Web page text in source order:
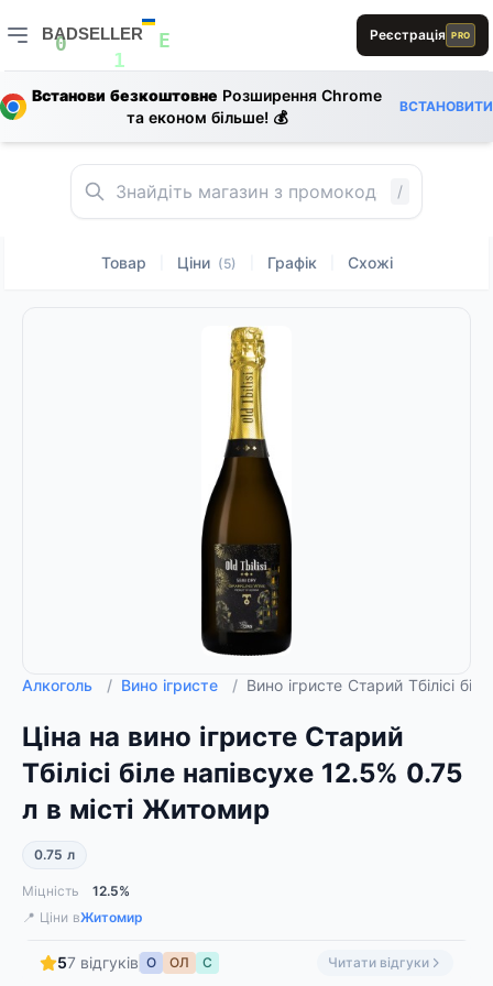
S
0
E
S
1 1
E
A
1
S
BADSELLER
BADSELLER — порівняння цін і знижки
Реєстрація PRO
Встанови безкоштовне Розширення Chrome
та економ більше! 💰
ВСТАНОВИТИ
/
Товар Ціни (5) Графік Схожі
Алкоголь / Вино ігристе / Вино ігристе Старий Тбілісі
Ціна на вино ігристе Старий
Тбілісі біле напівсухе 12.5% ​​0.75
л в місті Житомир
0.75 л
Міцність
12.5%
📍 Ціни вЖитомир
57 відгуків О ОЛ С Читати відгуки